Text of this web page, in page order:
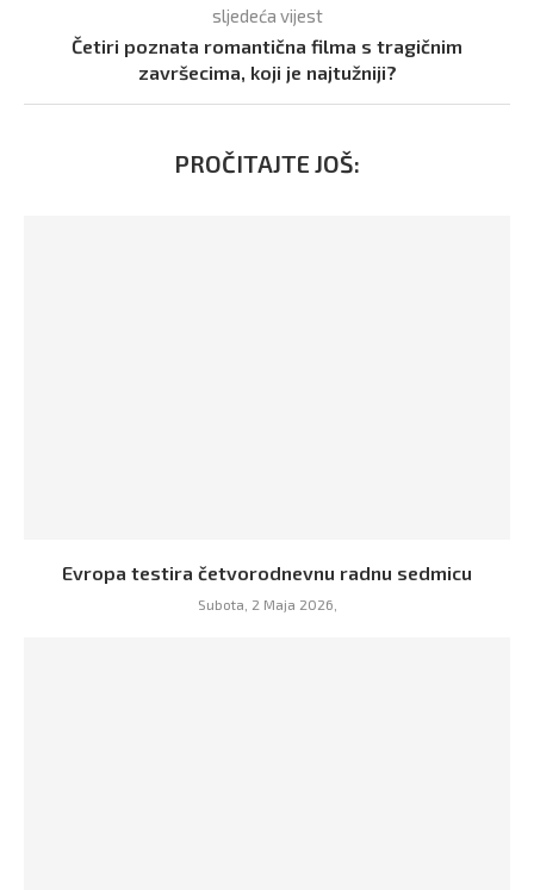
sljedeća vijest
Četiri poznata romantična filma s tragičnim
završecima, koji je najtužniji?
PROČITAJTE JOŠ:
Evropa testira četvorodnevnu radnu sedmicu
Subota, 2 Maja 2026,